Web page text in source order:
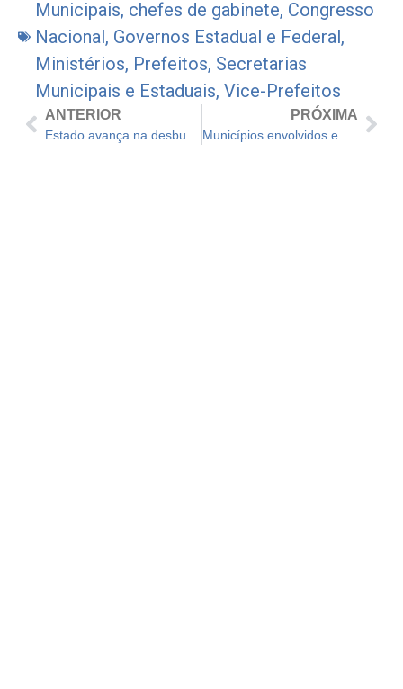
Municipais, chefes de gabinete, Congresso
Nacional, Governos Estadual e Federal,
Ministérios, Prefeitos, Secretarias
Municipais e Estaduais, Vice-Prefeitos
ANTERIOR PRÓXIMA